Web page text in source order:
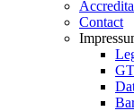
Contact